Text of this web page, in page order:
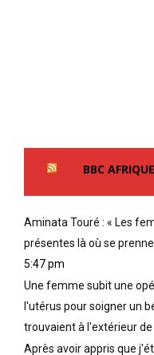
BBC AFRIQUE
Aminata Touré : « Les
présentes là où se
5:47 pm
Une femme subit une
l'utérus pour soigner un
trouvaient à l'extérieur de
Après avoir appris que